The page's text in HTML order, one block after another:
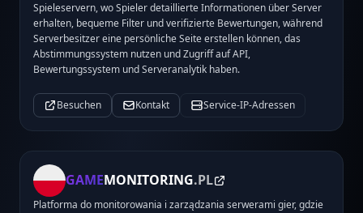
Spieleservern, wo Spieler detaillierte Informationen über Server
erhalten, bequeme Filter und verifizierte Bewertungen, während
Serverbesitzer eine persönliche Seite erstellen können, das
Abstimmungssystem nutzen und Zugriff auf API,
Bewertungssystem und Serveranalytik haben.
Besuchen Kontakt Service-IP-Adressen
GAMEMONITORING.PL
Platforma do monitorowania i zarządzania serwerami gier, gdzie